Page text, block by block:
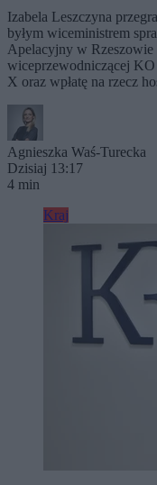
Izabela Leszczyna
byłym wiceministrem
Apelacyjny w Rzeszowie
wiceprzewodniczącej
X oraz wpłatę na rzecz
Agnieszka Waś-Turecka
Dzisiaj 13:17
4 min
Kraj